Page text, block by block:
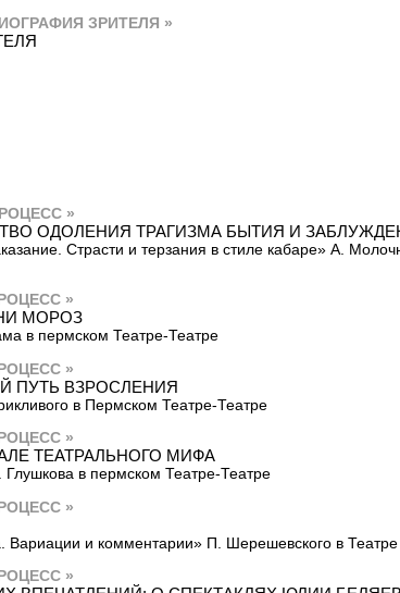
ЗРИТЕЛЯ »
»
ОДОЛЕНИЯ ТРАГИЗМА БЫТИЯ И
Страсти и терзания в стиле кабаре» А.
»
МОРОЗ
в пермском Театре-Театре
»
ПУТЬ ВЗРОСЛЕНИЯ
в Пермском Театре-Театре
»
ТЕАТРАЛЬНОГО МИФА
в пермском Театре-Театре
»
Вариации и комментарии» П. Шерешевского в
»